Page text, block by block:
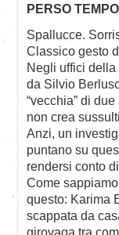
PERSO
Spallucce.
Classico gesto
Negli uffici della
da Silvio
“vecchia” di
non crea
Anzi, un
puntano su
rendersi conto
Come
questo: Karima
scappata da
girovaga tra